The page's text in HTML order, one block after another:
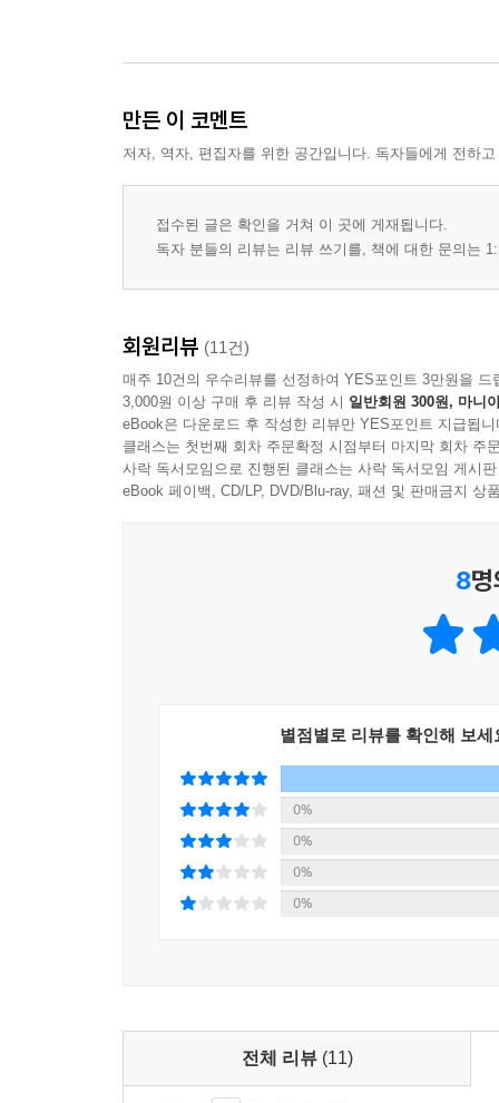
만든 이 코멘트
저자, 역자, 편집자를 위한 공간입니다. 독자들에게 전하
접수된 글은 확인을 거쳐 이 곳에 게재됩니다.
독자 분들의 리뷰는 리뷰 쓰기를, 책에 대한 문의는
회원리뷰 (11건)
매주 10건의 우수리뷰를 선정하여 YES포인트 3만원을 드
3,000원 이상 구매 후 리뷰 작성 시 일반회원 300원, 마니
eBook은 다운로드 후 작성한 리뷰만 YES포인트 지급됩니
클래스는 첫번째 회차 주문확정 시점부터 마지막 회차 주
사락 독서모임으로 진행된 클래스는 사락 독서모임 게시
eBook 페이백, CD/LP, DVD/Blu-ray, 패션 및 판매금지 상
8
별점별로 리뷰를 확인해 보세
0%
0%
0%
0%
전체 리뷰 (11)